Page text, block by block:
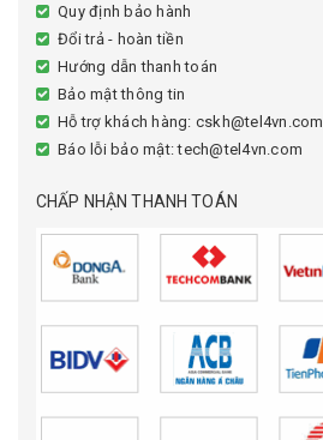
Quy định bảo hành
Đổi trả - hoàn tiền
Hướng dẫn thanh toán
Bảo mật thông tin
Hỗ trợ khách hàng: cskh@tel4vn.com
Báo lỗi bảo mật: tech@tel4vn.com
CHẤP NHẬN THANH TOÁN